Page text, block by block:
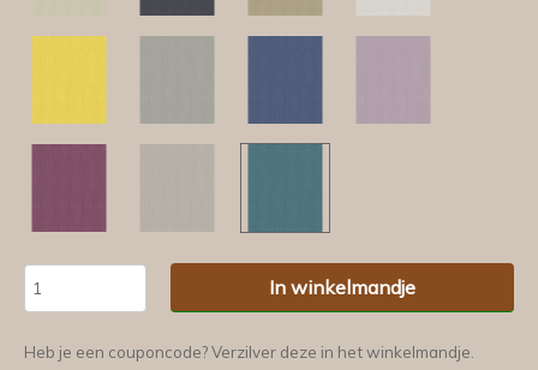
In winkelmandje
Heb je een couponcode? Verzilver deze in het winkelmandje.